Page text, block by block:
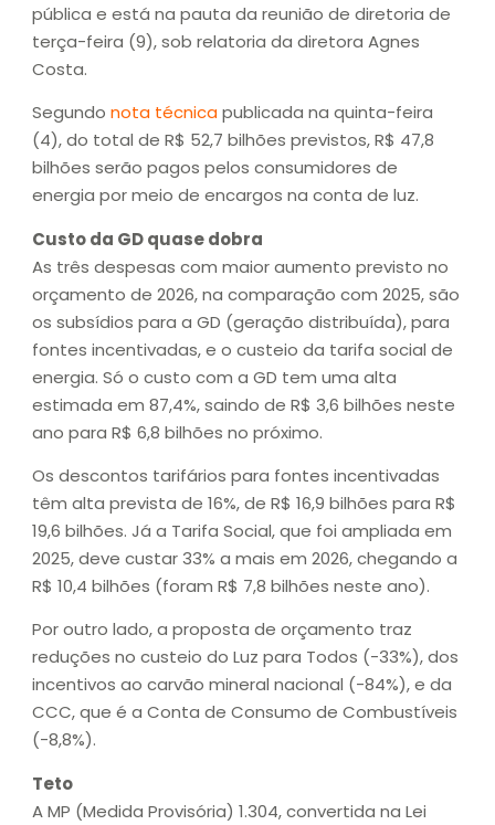
pública e está na pauta da reunião de diretoria de
terça-feira (9), sob relatoria da diretora Agnes
Costa.
Segundo nota técnicapublicada na quinta-feira
(4), do total de R$ 52,7 bilhões previstos, R$ 47,8
bilhões serão pagos pelos consumidores de
energia por meio de encargos na conta de luz.
Custo da GD quase dobra
As três despesas com maior aumento previsto no
orçamento de 2026, na comparação com 2025, são
os subsídios para a GD (geração distribuída), para
fontes incentivadas, e o custeio da tarifa social de
energia. Só o custo com a GD tem uma alta
estimada em 87,4%, saindo de R$ 3,6 bilhões neste
ano para R$ 6,8 bilhões no próximo.
Os descontos tarifários para fontes incentivadas
têm alta prevista de 16%, de R$ 16,9 bilhões para R$
19,6 bilhões. Já a Tarifa Social, que foi ampliada em
2025, deve custar 33% a mais em 2026, chegando a
R$ 10,4 bilhões (foram R$ 7,8 bilhões neste ano).
Por outro lado, a proposta de orçamento traz
reduções no custeio do Luz para Todos (-33%), dos
incentivos ao carvão mineral nacional (-84%), e da
CCC, que é a Conta de Consumo de Combustíveis
(-8,8%).
Teto
A MP (Medida Provisória) 1.304, convertida na Lei